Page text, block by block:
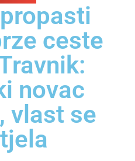
ceste
novac
vlast se